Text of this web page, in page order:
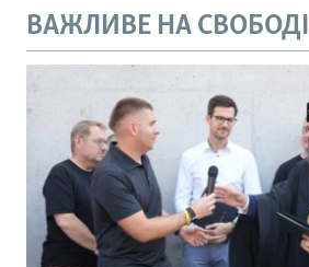
ВАЖЛИВЕ НА СВОБОДІ